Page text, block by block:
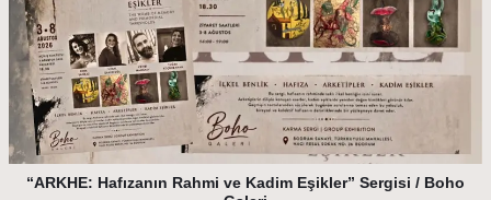
“ARKHE: Hafızanın Rahmi ve Kadim Eşikler” Sergisi / Boho